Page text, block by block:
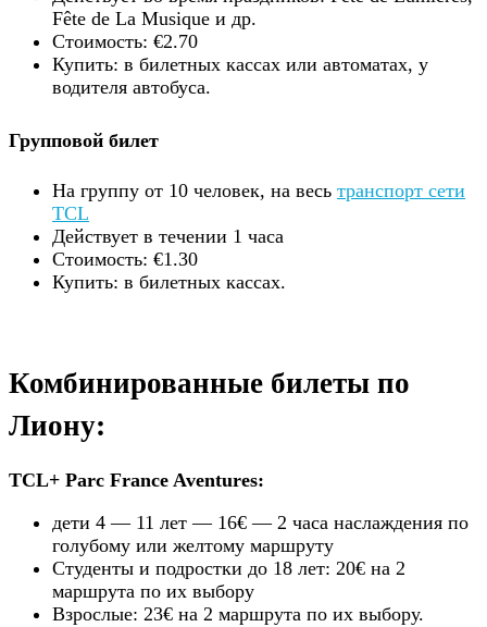
Fête de La Musique и др.
Стоимость: €2.70
Купить: в билетных кассах или автоматах, у
водителя автобуса.
Групповой билет
На группу от 10 человек, на весь транспорт сети
TCL
Действует в течении 1 часа
Стоимость: €1.30
Купить: в билетных кассах.
Комбинированные билеты по
Лиону:
TCL+ Parc France Aventures:
дети 4 — 11 лет — 16€ — 2 часа наслаждения по
голубому или желтому маршруту
Студенты и подростки до 18 лет: 20€ на 2
маршрута по их выбору
Взрослые: 23€ на 2 маршрута по их выбору.